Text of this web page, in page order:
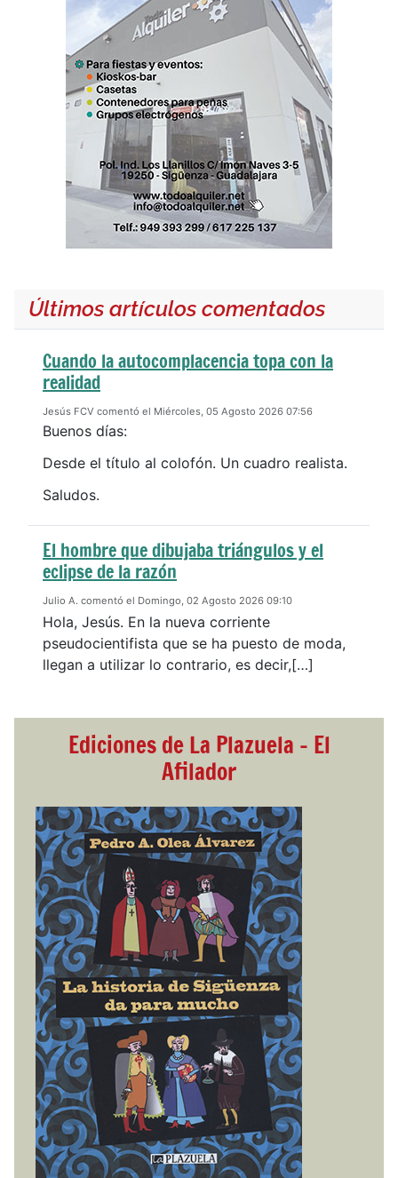
Últimos artículos comentados
Cuando la autocomplacencia topa con la
realidad
Jesús FCV comentó el Miércoles, 05 Agosto 2026 07:56
Buenos días:
Desde el título al colofón. Un cuadro realista.
Saludos.
El hombre que dibujaba triángulos y el
eclipse de la razón
Julio A. comentó el Domingo, 02 Agosto 2026 09:10
Hola, Jesús. En la nueva corriente
pseudocientifista que se ha puesto de moda,
llegan a utilizar lo contrario, es decir,[…]
Ediciones de La Plazuela - El
Afilador